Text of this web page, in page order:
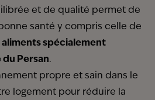
et de qualité permet de
santé y compris celle de
aliments spécialement
Persan.
propre et sain dans le
logement pour réduire la